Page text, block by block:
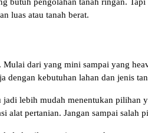
luas atau tanah berat.
dari yang mini sampai yang
dengan kebutuhan lahan dan jenis
lebih mudah menentukan pilihan
alat pertanian. Jangan sampai salah